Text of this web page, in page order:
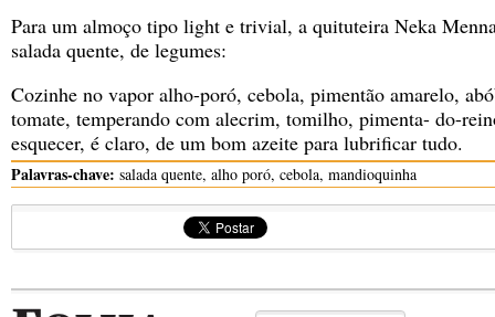
Para um almoço tipo light e trivial, a quituteira Neka
salada quente, de legumes:
Cozinhe no vapor alho-poró, cebola, pimentão amarelo,
tomate, temperando com alecrim, tomilho, pimenta- do-
esquecer, é claro, de um bom azeite para lubrificar tudo.
Palavras-chave: salada quente, alho poró, cebola, mandioquinha